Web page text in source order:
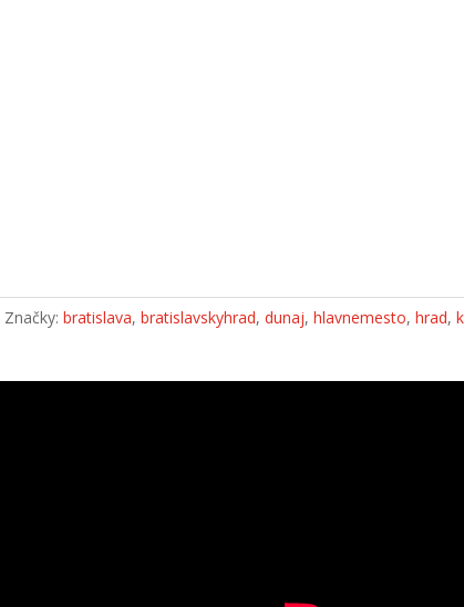
Značky:bratislava,bratislavskyhrad,dunaj,hlavnemesto,hrad,